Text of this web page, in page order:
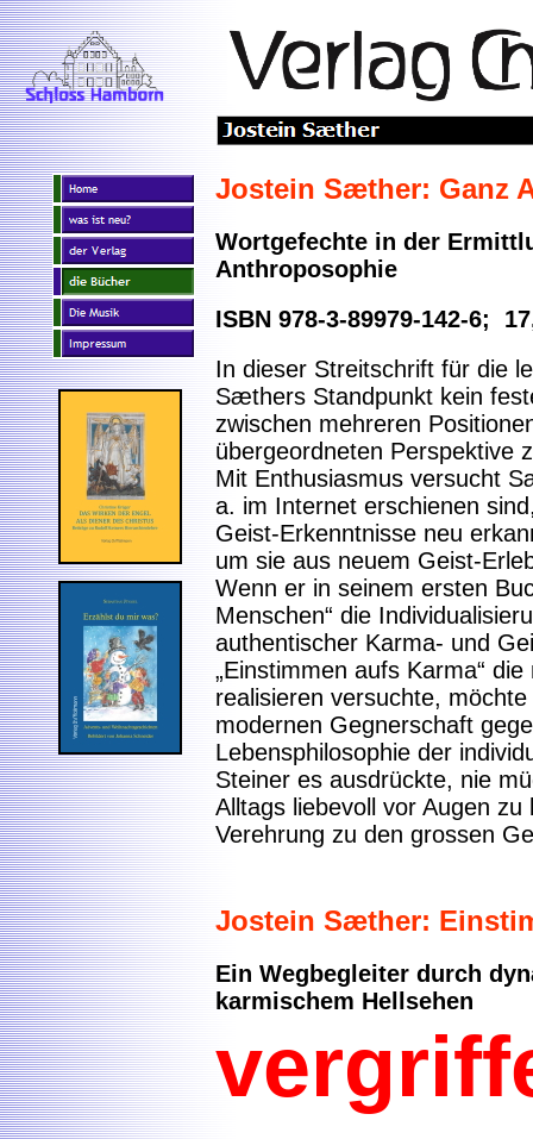
Jostein Sæther: Ganz
Wortgefechte in der
Anthroposophie
ISBN 978-3-89979-142-6;
In dieser Streitschrift für die
Sæthers Standpunkt kein
zwischen mehreren
übergeordneten Perspektive
Mit Enthusiasmus versucht
a. im Internet erschienen
Geist-Erkenntnisse neu
um sie aus neuem Geist-
Wenn er in seinem ersten
Menschen“ die
authentischer Karma- und
„Einstimmen aufs Karma“
realisieren versuchte,
modernen Gegnerschaft
Lebensphilosophie der
Steiner es ausdrückte, nie
Alltags liebevoll vor Augen
Verehrung zu den grossen
Jostein Sæther:
Ein Wegbegleiter durch
karmischem Hellsehen